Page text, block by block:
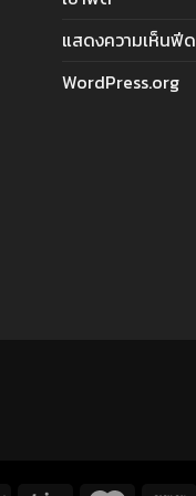
แสดงความเห็นฟีด
WordPress.org